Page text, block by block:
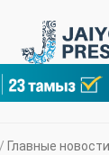
/ Главные новости